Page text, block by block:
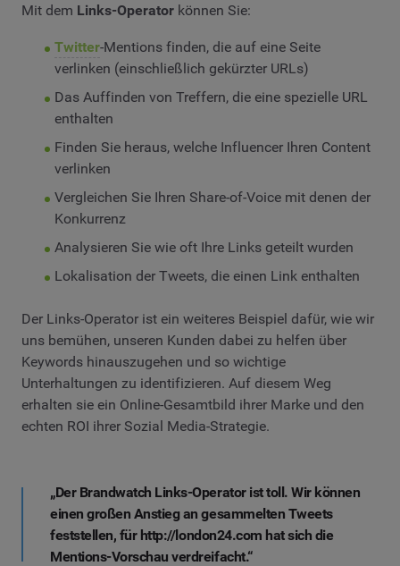
Mit dem Links-Operator können Sie:
Twitter-Mentions finden, die auf eine Seite
verlinken (einschließlich gekürzter URLs)
Das Auffinden von Treffern, die eine spezielle URL
enthalten
Finden Sie heraus, welche Influencer Ihren Content
verlinken
Vergleichen Sie Ihren Share-of-Voice mit denen der
Konkurrenz
Analysieren Sie wie oft Ihre Links geteilt wurden
Lokalisation der Tweets, die einen Link enthalten
Der Links-Operator ist ein weiteres Beispiel dafür, wie wir
uns bemühen, unseren Kunden dabei zu helfen über
Keywords hinauszugehen und so wichtige
Unterhaltungen zu identifizieren. Auf diesem Weg
erhalten sie ein Online-Gesamtbild ihrer Marke und den
echten ROI ihrer Sozial Media-Strategie.
„Der Brandwatch Links-Operator ist toll. Wir können
einen großen Anstieg an gesammelten Tweets
feststellen, für http://london24.com hat sich die
Mentions-Vorschau verdreifacht.“